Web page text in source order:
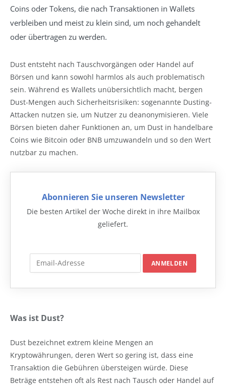
Coins oder Tokens, die nach Transaktionen in Wallets
verbleiben und meist zu klein sind, um noch gehandelt
oder übertragen zu werden.
Dust entsteht nach Tauschvorgängen oder Handel auf
Börsen und kann sowohl harmlos als auch problematisch
sein. Während es Wallets unübersichtlich macht, bergen
Dust-Mengen auch Sicherheitsrisiken: sogenannte Dusting-
Attacken nutzen sie, um Nutzer zu deanonymisieren. Viele
Börsen bieten daher Funktionen an, um Dust in handelbare
Coins wie Bitcoin oder BNB umzuwandeln und so den Wert
nutzbar zu machen.
Abonnieren Sie unseren Newsletter
Die besten Artikel der Woche direkt in ihre Mailbox
geliefert.
Was ist Dust?
Dust bezeichnet extrem kleine Mengen an
Kryptowährungen, deren Wert so gering ist, dass eine
Transaktion die Gebühren übersteigen würde. Diese
Beträge entstehen oft als Rest nach Tausch oder Handel auf